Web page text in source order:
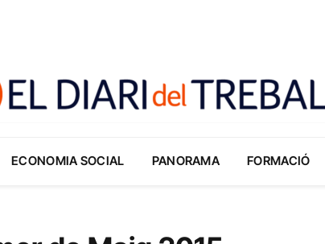
ECONOMIA SOCIAL PANORAMA FORMACIÓ